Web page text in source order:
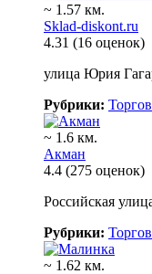
~ 1.57 км.
Sklad-diskont.ru
4.31 (16 оценок)
улица Юрия
Рубрики:
~ 1.6 км.
Акман
4.4 (275 оценок)
Российская
Рубрики:
~ 1.62 км.